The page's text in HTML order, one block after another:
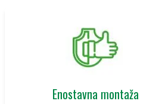
Enostavna montaža